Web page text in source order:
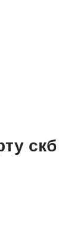
скб